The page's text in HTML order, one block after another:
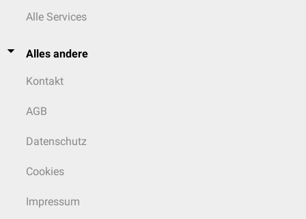
Alle Services
Alles andere
Kontakt
AGB
Datenschutz
Cookies
Impressum